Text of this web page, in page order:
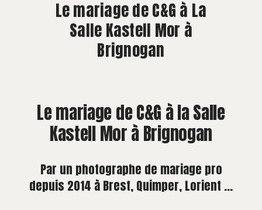
CONTACT
Le mariage de C&G à La
Salle Kastell Mor à
Brignogan
Le mariage de C&G à la Salle
Kastell Mor à Brignogan
Par un photographe de mariage pro
depuis 2014 à Brest, Quimper, Lorient …